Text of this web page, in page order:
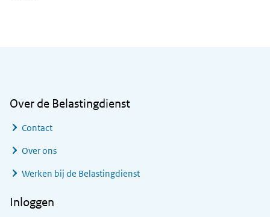
Over de Belastingdienst
Contact
Over ons
Werken bij de Belastingdienst
Inloggen